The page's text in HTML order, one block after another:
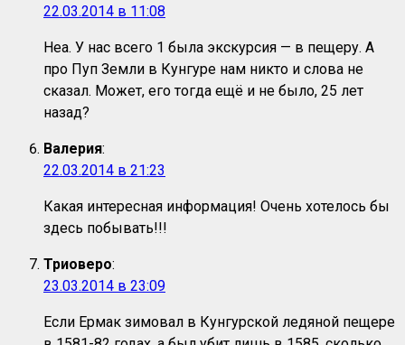
22.03.2014 в 11:08
Неа. У нас всего 1 была экскурсия — в пещеру. А
про Пуп Земли в Кунгуре нам никто и слова не
сказал. Может, его тогда ещё и не было, 25 лет
назад?
Валерия:
22.03.2014 в 21:23
Какая интересная информация! Очень хотелось бы
здесь побывать!!!
Триоверо:
23.03.2014 в 23:09
Если Ермак зимовал в Кунгурской ледяной пещере